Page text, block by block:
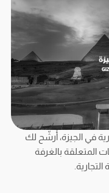
في الجيزة، أُرشّح لك
المتعلقة بالغرفة